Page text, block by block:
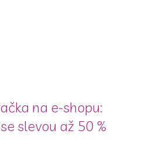
na e-shopu:
slevou až 50 %